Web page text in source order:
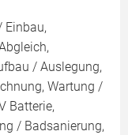
Einbau,
/ Auslegung,
Wartung /
Batterie,
/ Badsanierung,